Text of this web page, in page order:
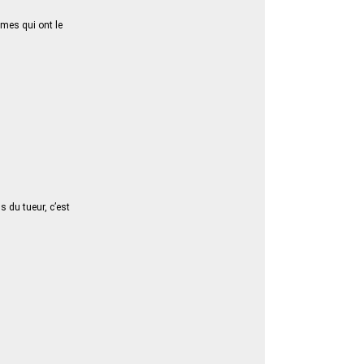
qui ont le
du tueur, c’est